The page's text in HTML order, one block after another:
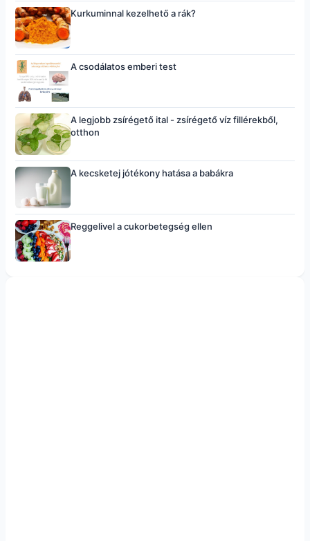
Kurkuminnal kezelhető a rák?
A csodálatos emberi test
A legjobb zsírégető ital - zsírégető víz fillérekből,
otthon
A kecsketej jótékony hatása a babákra
Reggelivel a cukorbetegség ellen